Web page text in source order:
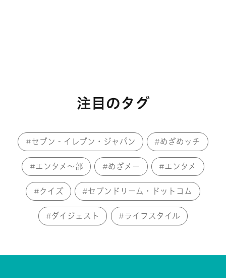
注目のタグ
セブン‐イレブン・ジャパン めざめッチ
エンタメ～部 めざメー エンタメ
クイズ セブンドリーム・ドットコム
ダイジェスト ライフスタイル